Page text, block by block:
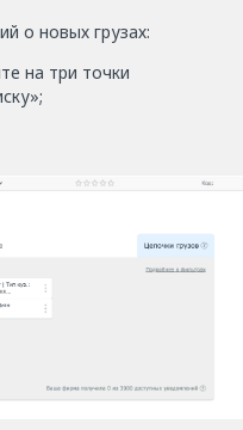
о новых грузах:
на три точки